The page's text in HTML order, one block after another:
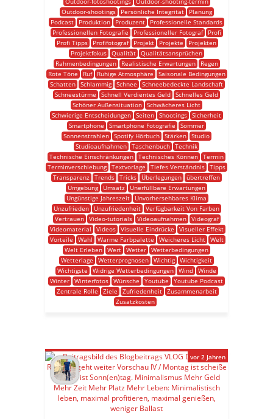
Outdoor-shootings
Persönliche Integrität
Planung
Podcast
Produktion Produzent
Professionelle Standards
Professionellen Fotografie
Professioneller Fotograf
Profi
Profi Tipps
Profifotograf Projekt Projekte
Projekten
Projektfokus Qualität Qualitätsansprüchen
Rahmenbedingungen
Realistische Erwartungen
Regen
Rote Töne
Ruf Ruhige Atmosphäre
Saisonale Bedingungen
Schatten Schlammig Schnee
Schneebedeckte Landschaft
Schneestürme
Schnell Verdientes Geld Schnelles Geld
Schöner Außensituation Schwächeres Licht
Schwierige Entscheidungen Seiten Shootings Sicherheit
Smartphone
Smartphone Fotografie
Sommer
Sonnenstrahlen Spotify Hörbuch Stärken Studio
Studioaufnahmen Taschenbuch Technik
Technische Einschränkungen Technisches Können Termin
Terminverschiebung Textvorlage Tiefes Verständnis Tipps
Transparenz Trends Tricks Überlegungen übertreffen
Umgebung
Umsatz
Unerfüllbare Erwartungen
Ungünstige Jahreszeit
Unvorhersehbares Klima
Unzufrieden
Unzufriedenheit Verfügbarkeit Von Farben
Vertrauen
Video-tutorials Videoaufnahmen
Videograf
Videomaterial
Videos Visuelle Eindrücke
Visueller Effekt
Vorteile
Wahl Warme Farbpalette Weicheres Licht
Welt
Welt Erleben Wert Wetter Wetterbedingungen
Wetterlage
Wetterprognosen Wichtig Wichtigkeit
Wichtigste
Widrige Wetterbedingungen Wind
Winde
Winter Winterfotos Wünsche Youtube
Youtube Podcast
Zentrale Rolle
Ziele Zufriedenheit
Zusammenarbeit
Zusatzkosten
vor 2 Jahren